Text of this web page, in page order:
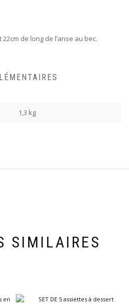
de long de l’anse au bec.
1,3 kg
SIMILAIRES